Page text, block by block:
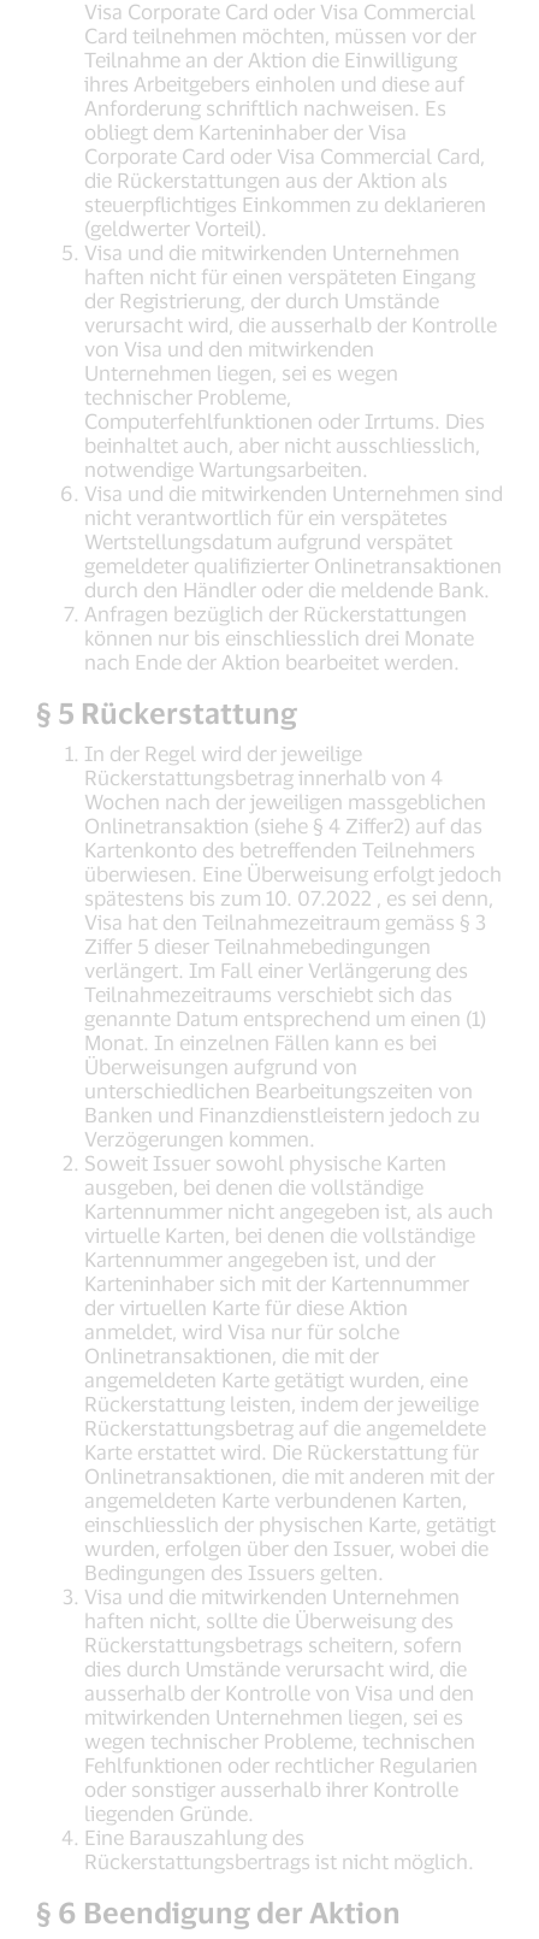
Visa Corporate Card oder Visa Commercial
Card teilnehmen möchten, müssen vor der
Teilnahme an der Aktion die Einwilligung
ihres Arbeitgebers einholen und diese auf
Anforderung schriftlich nachweisen. Es
obliegt dem Karteninhaber der Visa
Corporate Card oder Visa Commercial Card,
die Rückerstattungen aus der Aktion als
steuerpflichtiges Einkommen zu deklarieren
(geldwerter Vorteil).
Visa und die mitwirkenden Unternehmen
haften nicht für einen verspäteten Eingang
der Registrierung, der durch Umstände
verursacht wird, die ausserhalb der Kontrolle
von Visa und den mitwirkenden
Unternehmen liegen, sei es wegen
technischer Probleme,
Computerfehlfunktionen oder Irrtums. Dies
beinhaltet auch, aber nicht ausschliesslich,
notwendige Wartungsarbeiten.
Visa und die mitwirkenden Unternehmen sind
nicht verantwortlich für ein verspätetes
Wertstellungsdatum aufgrund verspätet
gemeldeter qualifizierter Onlinetransaktionen
durch den Händler oder die meldende Bank.
Anfragen bezüglich der Rückerstattungen
können nur bis einschliesslich drei Monate
nach Ende der Aktion bearbeitet werden.
§ 5 Rückerstattung
In der Regel wird der jeweilige
Rückerstattungsbetrag innerhalb von 4
Wochen nach der jeweiligen massgeblichen
Onlinetransaktion (siehe § 4 Ziffer2) auf das
Kartenkonto des betreffenden Teilnehmers
überwiesen. Eine Überweisung erfolgt jedoch
spätestens bis zum 10. 07.2022 , es sei denn,
Visa hat den Teilnahmezeitraum gemäss § 3
Ziffer 5 dieser Teilnahmebedingungen
verlängert. Im Fall einer Verlängerung des
Teilnahmezeitraums verschiebt sich das
genannte Datum entsprechend um einen (1)
Monat. In einzelnen Fällen kann es bei
Überweisungen aufgrund von
unterschiedlichen Bearbeitungszeiten von
Banken und Finanzdienstleistern jedoch zu
Verzögerungen kommen.
Soweit Issuer sowohl physische Karten
ausgeben, bei denen die vollständige
Kartennummer nicht angegeben ist, als auch
virtuelle Karten, bei denen die vollständige
Kartennummer angegeben ist, und der
Karteninhaber sich mit der Kartennummer
der virtuellen Karte für diese Aktion
anmeldet, wird Visa nur für solche
Onlinetransaktionen, die mit der
angemeldeten Karte getätigt wurden, eine
Rückerstattung leisten, indem der jeweilige
Rückerstattungsbetrag auf die angemeldete
Karte erstattet wird. Die Rückerstattung für
Onlinetransaktionen, die mit anderen mit der
angemeldeten Karte verbundenen Karten,
einschliesslich der physischen Karte, getätigt
wurden, erfolgen über den Issuer, wobei die
Bedingungen des Issuers gelten.
Visa und die mitwirkenden Unternehmen
haften nicht, sollte die Überweisung des
Rückerstattungsbetrags scheitern, sofern
dies durch Umstände verursacht wird, die
ausserhalb der Kontrolle von Visa und den
mitwirkenden Unternehmen liegen, sei es
wegen technischer Probleme, technischen
Fehlfunktionen oder rechtlicher Regularien
oder sonstiger ausserhalb ihrer Kontrolle
liegenden Gründe.
Eine Barauszahlung des
Rückerstattungsbertrags ist nicht möglich.
§ 6 Beendigung der Aktion